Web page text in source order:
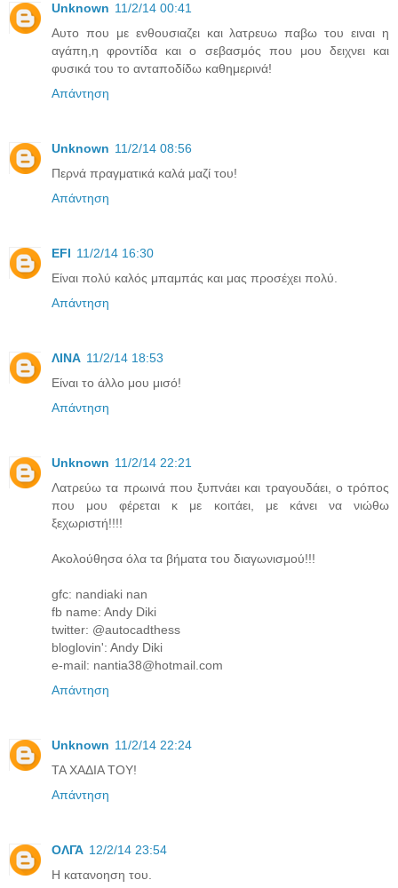
Unknown 11/2/14 00:41
Αυτο που με ενθουσιαζει και λατρευω παβω του ειναι η
αγάπη,η φροντίδα και ο σεβασμός που μου δειχνει και
φυσικά του το ανταποδίδω καθημερινά!
Απάντηση
Unknown 11/2/14 08:56
Περνά πραγματικά καλά μαζί του!
Απάντηση
EFI 11/2/14 16:30
Είναι πολύ καλός μπαμπάς και μας προσέχει πολύ.
Απάντηση
ΛΙΝΑ 11/2/14 18:53
Είναι το άλλο μου μισό!
Απάντηση
Unknown 11/2/14 22:21
Λατρεύω τα πρωινά που ξυπνάει και τραγουδάει, ο τρόπος
που μου φέρεται κ με κοιτάει, με κάνει να νιώθω
ξεχωριστή!!!!
Ακολούθησα όλα τα βήματα του διαγωνισμού!!!
gfc: nandiaki nan
fb name: Andy Diki
twitter: @autocadthess
bloglovin': Andy Diki
e-mail: nantia38@hotmail.com
Απάντηση
Unknown 11/2/14 22:24
ΤΑ ΧΑΔΙΑ ΤΟΥ!
Απάντηση
ΟΛΓΑ 12/2/14 23:54
Η κατανοηση του.